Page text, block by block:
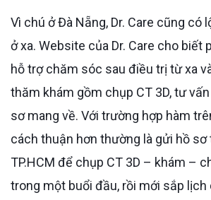
Vì chú ở Đà Nẵng, Dr. Care cũng có lộ trình cho khách
ở xa. Website của Dr. Care cho biết
hỗ trợ chăm sóc sau điều trị từ xa
thăm khám gồm chụp CT 3D, tư
sơ mang về. Với trường hợp hàm
cách thuận hơn thường là gửi hồ sơ
TP.HCM để chụp CT 3D – khám –
trong một buổi đầu, rồi mới sắp lịch